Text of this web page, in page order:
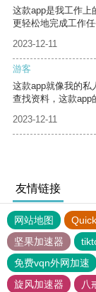
这款app是我工作上
更轻松地完成工作任
2023-12-11
游客
这款app就像我的私
查找资料，这款app
2023-12-11
友情链接
网站地图
坚果加速器
免费vqn外网加速
旋风加速器
八